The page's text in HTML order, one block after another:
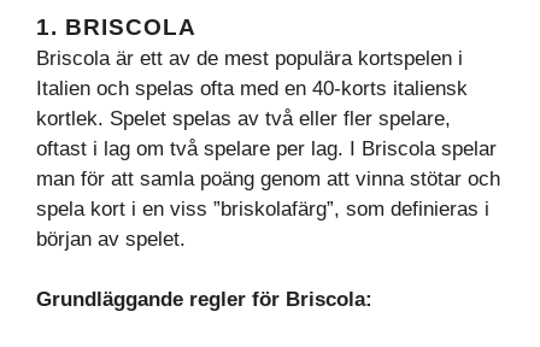
1. BRISCOLA
Briscola är ett av de mest populära kortspelen i
Italien och spelas ofta med en 40-korts italiensk
kortlek. Spelet spelas av två eller fler spelare,
oftast i lag om två spelare per lag. I Briscola spelar
man för att samla poäng genom att vinna stötar och
spela kort i en viss ”briskolafärg”, som definieras i
början av spelet.
Grundläggande regler för Briscola: